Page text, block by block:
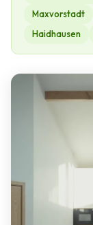
Maxvorstadt
Haidhausen